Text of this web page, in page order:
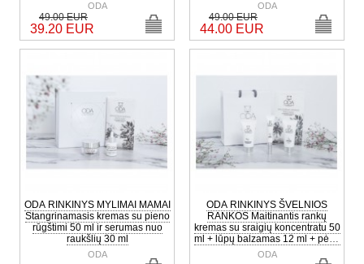
ODA
49.00 EUR
39.20 EUR
ODA
49.00 EUR
44.00 EUR
ODA RINKINYS MYLIMAI MAMAI
Stangrinamasis kremas su pieno
rūgštimi 50 ml ir serumas nuo
raukšlių 30 ml
ODA
ODA RINKINYS ŠVELNIOS
RANKOS Maitinantis rankų
kremas su sraigių koncentratu 50
ml + lūpų balzamas 12 ml + pėdų
kremas 50 ml
ODA